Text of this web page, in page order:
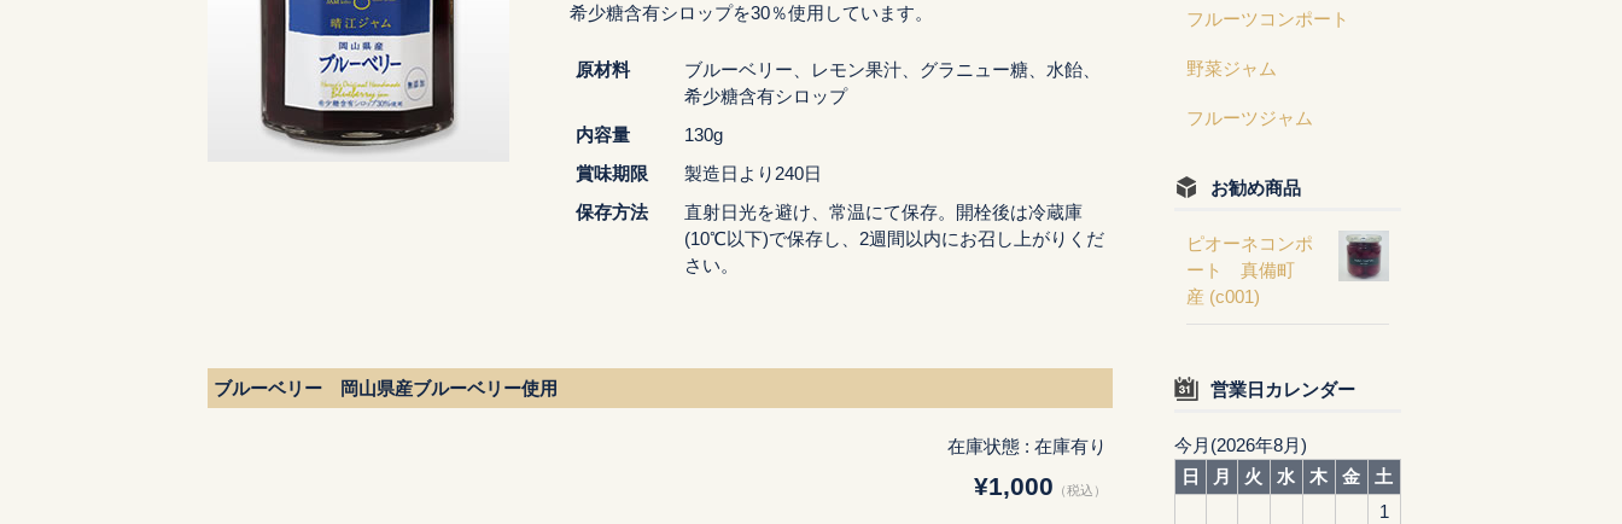
希少糖含有シロップを30％使用しています。
原材料
ブルーベリー、レモン果汁、グラニュー糖、水飴、
希少糖含有シロップ
内容量
130g
賞味期限
製造日より240日
保存方法
直射日光を避け、常温にて保存。開栓後は冷蔵庫
(10℃以下)で保存し、2週間以内にお召し上がりくだ
さい。
ブルーベリー 岡山県産ブルーベリー使用
在庫状態 : 在庫有り
¥1,000 （税込）
フルーツコンポート
野菜ジャム
フルーツジャム
お勧め商品
ピオーネコンポ
ート 真備町
産 (c001)
営業日カレンダー
今月(2026年8月)
日
月 火 水 木 金
土
1